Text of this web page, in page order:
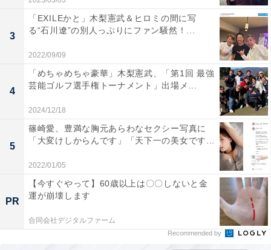
3
「EXILEかと」木梨憲武＆ヒロミの間に写
る“石川遼”の別人っぷりにファン騒然！...
2022/09/09
4
「めちゃめちゃ豪華」木梨憲武、「第1回 最強
芸能ゴルフ選手権トーナメント」出場メ...
2024/12/18
5
篠崎愛、豊満な胸元あらわなセクシー写真に
「大変けしからんです」「天下一の美女です...
2022/01/05
PR
【今すぐやって】60歳以上は〇〇しないと金
運が崩壊します
合同会社デジタルファーム
Recommended by